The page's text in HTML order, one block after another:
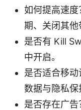
如何提高速
期、关闭其他
是否有 Kill
中开启。
是否适合移
数据与隐私保
是否存在广告